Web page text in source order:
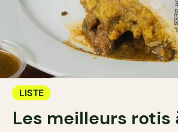
LISTE
Les meilleurs rotis